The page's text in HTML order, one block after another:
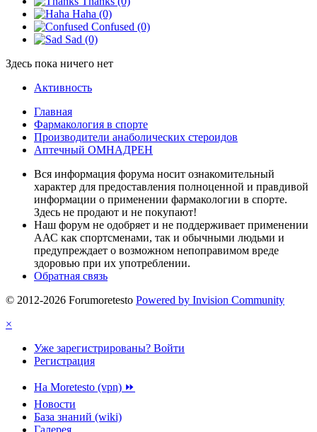
Haha (0)
Confused (0)
Sad (0)
Здесь пока ничего нет
Активность
Главная
Фармакология в спорте
Производители анаболических стероидов
Аптечный ОМНАДРЕН
Вся информация форума носит ознакомительный
характер для предоставления полноценной и правдивой
информации о применении фармакологии в спорте.
Здесь не продают и не покупают!
Наш форум не одобряет и не поддерживает применении
ААС как спортсменами, так и обычными людьми и
предупреждает о возможном непоправимом вреде
здоровью при их употреблении.
Обратная связь
© 2012-2026 Forumoretesto Powered by Invision Community
×
Уже зарегистрированы? Войти
Регистрация
На Moretesto (vpn) ⏩
Новости
База знаний (wiki)
Галерея